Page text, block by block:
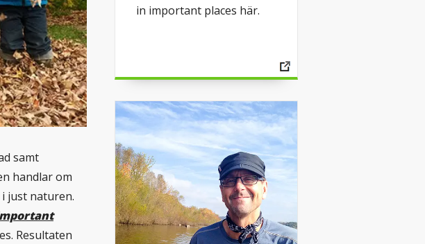
samt
handlar om
just naturen.
Resultaten
in important places här.